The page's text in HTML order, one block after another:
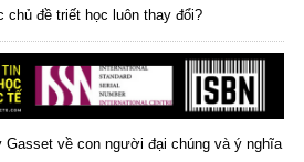
chủ đề triết học luôn thay đổi?
Gasset về con người đại chúng và ý nghĩa